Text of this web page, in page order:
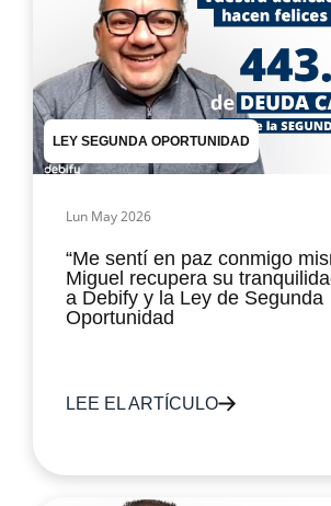
LEY SEGUNDA OPORTUNIDAD
Lun May 2026
“Me sentí en paz conmigo
Miguel recupera su
a Debify y la Ley de Segunda
Oportunidad
LEE EL ARTÍCULO